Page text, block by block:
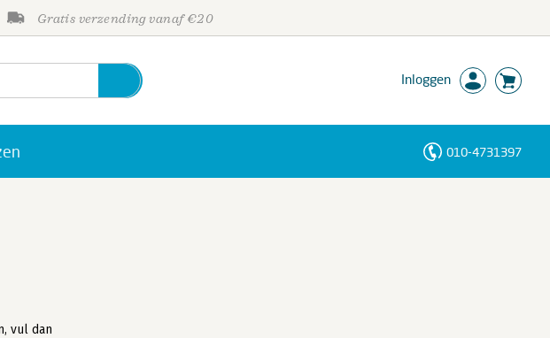
Gratis verzending vanaf €20
Inloggen
010-4731397
vul dan
Personen